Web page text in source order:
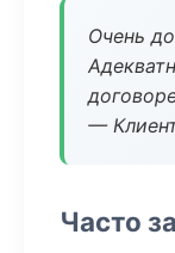
Очень
—
Часто